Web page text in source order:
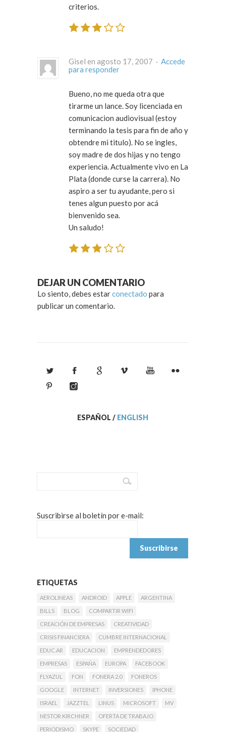
criterios.
Gisel en agosto 17, 2007 · Accede
para responder
Bueno, no me queda otra que
tirarme un lance. Soy licenciada en
comunicacion audiovisual (estoy
terminando la tesis para fin de año y
obtendre mi titulo). No se ingles,
soy madre de dos hijas y no tengo
experiencia. Actualmente vivo en La
Plata (donde curse la carrera). No
aspiro a ser tu ayudante, pero si
tenes algun puesto por acá
bienvenido sea.
Un saludo!
DEJAR UN COMENTARIO
Lo siento, debes estarconectado para
publicar un comentario.
ESPAÑOL / ENGLISH
Suscribirse al boletín por e-mail:
ETIQUETAS
AEROLINEAS ANDROID APPLE
ARGENTINA
BILLS
BLOG
COMPARTIR WIFI
CREACIÓN DE EMPRESAS
CREATIVIDAD
CRISIS FINANCIERA
CUMBRE INTERNACIONAL
EDUC.AR
EDUCACION
EMPRENDEDORES
EMPRESAS
ESPAÑA EUROPA
FACEBOOK
FLYAZUL
FON FONERA 2.0
FONEROS
GOOGLE
INTERNET INVERSIONES
IPHONE
ISRAEL
JAZZTEL LINUS MICROSOFT
MV
NESTOR KIRCHNER
OFERTA DE TRABAJO
PERIODISMO
SKYPE
SOCIEDAD